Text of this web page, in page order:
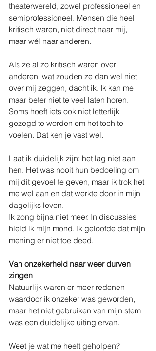
theaterwereld, zowel professioneel en
semiprofessioneel. Mensen die heel
kritisch waren, niet direct naar mij,
maar wél naar anderen.
Als ze al zo kritisch waren over
anderen, wat zouden ze dan wel niet
over mij zeggen, dacht ik. Ik kan me
maar beter niet te veel laten horen.
Soms hoeft iets ook niet letterlijk
gezegd te worden om het toch te
voelen. Dat ken je vast wel.
Laat ik duidelijk zijn: het lag niet aan
hen. Het was nooit hun bedoeling om
mij dit gevoel te geven, maar ik trok het
me wel aan en dat werkte door in mijn
dagelijks leven.
Ik zong bijna niet meer. In discussies
hield ik mijn mond. Ik geloofde dat mijn
mening er niet toe deed.
Van onzekerheid naar weer durven
zingen
Natuurlijk waren er meer redenen
waardoor ik onzeker was geworden,
maar het niet gebruiken van mijn stem
was een duidelijke uiting ervan.
Weet je wat me heeft geholpen?